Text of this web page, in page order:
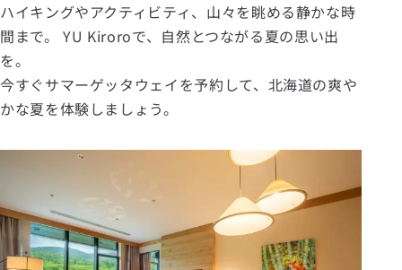
ハイキングやアクティビティ、山々を眺める静かな時
間まで。 YU Kiroroで、自然とつながる夏の思い出
を。
今すぐサマーゲッタウェイを予約して、北海道の爽や
かな夏を体験しましょう。